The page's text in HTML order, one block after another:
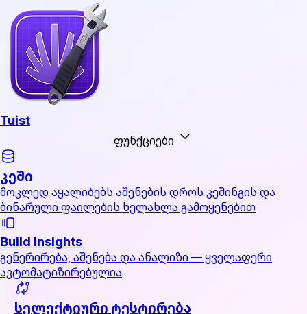
Tuist
ფუნქციები
კეში
მოკლედ აყალიბებს აშენების დროს კეშინგის და
ბინარული ფაილების ხელახლა გამოყენებით
Build Insights
გენერირება, აშენება და ანალიზი — ყველაფერი
ავტომატიზირებულია
სელექტიური ტესტირება